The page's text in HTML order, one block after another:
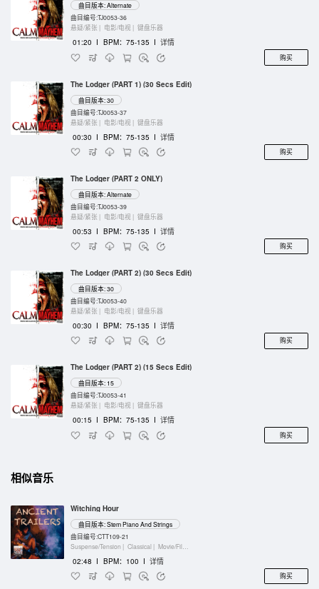
曲目版本: Alternate
曲目编号:TJ0053-36
悬疑/紧张 | 电影/电视 | 键盘乐器
01:20 I BPM：75-135 I 详情
购买
The Lodger (PART 1) (30 Secs Edit)
曲目版本: 30
曲目编号:TJ0053-37
悬疑/紧张 | 电影/电视 | 键盘乐器
00:30 I BPM：75-135 I 详情
购买
The Lodger (PART 2 ONLY)
曲目版本: Alternate
曲目编号:TJ0053-39
悬疑/紧张 | 电影/电视 | 键盘乐器
00:53 I BPM：75-135 I 详情
购买
The Lodger (PART 2) (30 Secs Edit)
曲目版本: 30
曲目编号:TJ0053-40
悬疑/紧张 | 电影/电视 | 键盘乐器
00:30 I BPM：75-135 I 详情
购买
The Lodger (PART 2) (15 Secs Edit)
曲目版本: 15
曲目编号:TJ0053-41
悬疑/紧张 | 电影/电视 | 键盘乐器
00:15 I BPM：75-135 I 详情
购买
相似音乐
Witching Hour
曲目版本: Stem Piano And Strings
曲目编号:CTT109-21
Suspense/Tension | Classical | Movie/Film/Tv |
02:48 I BPM：100 I 详情
购买